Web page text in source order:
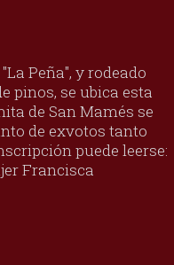
Peña", y rodeado
pinos, se ubica esta
de San Mamés se
de exvotos tanto
puede leerse:
Francisca